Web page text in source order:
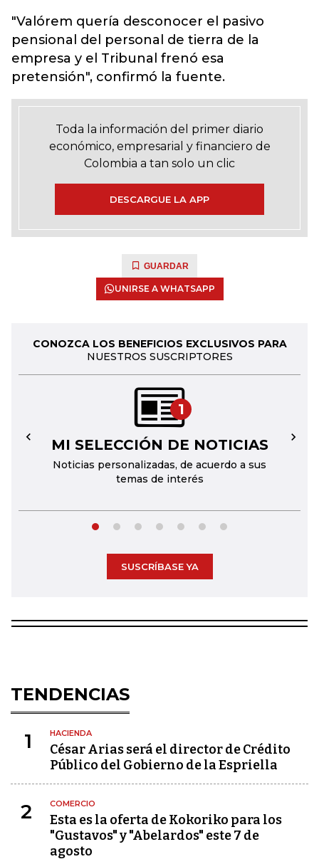
"Valórem quería desconocer el pasivo
pensional del personal de tierra de la
empresa y el Tribunal frenó esa
pretensión", confirmó la fuente.
Toda la información del primer diario
económico, empresarial y financiero de
Colombia a tan solo un clic
DESCARGUE LA APP
GUARDAR
UNIRSE A WHATSAPP
CONOZCA LOS BENEFICIOS EXCLUSIVOS PARA
NUESTROS SUSCRIPTORES
1
MI SELECCIÓN DE NOTICIAS
Noticias personalizadas, de acuerdo a sus
temas de interés
← →
SUSCRÍBASE YA
TENDENCIAS
1 HACIENDA
César Arias será el director de Crédito
Público del Gobierno de la Espriella
2 COMERCIO
Esta es la oferta de Kokoriko para los
"Gustavos" y "Abelardos" este 7 de
agosto